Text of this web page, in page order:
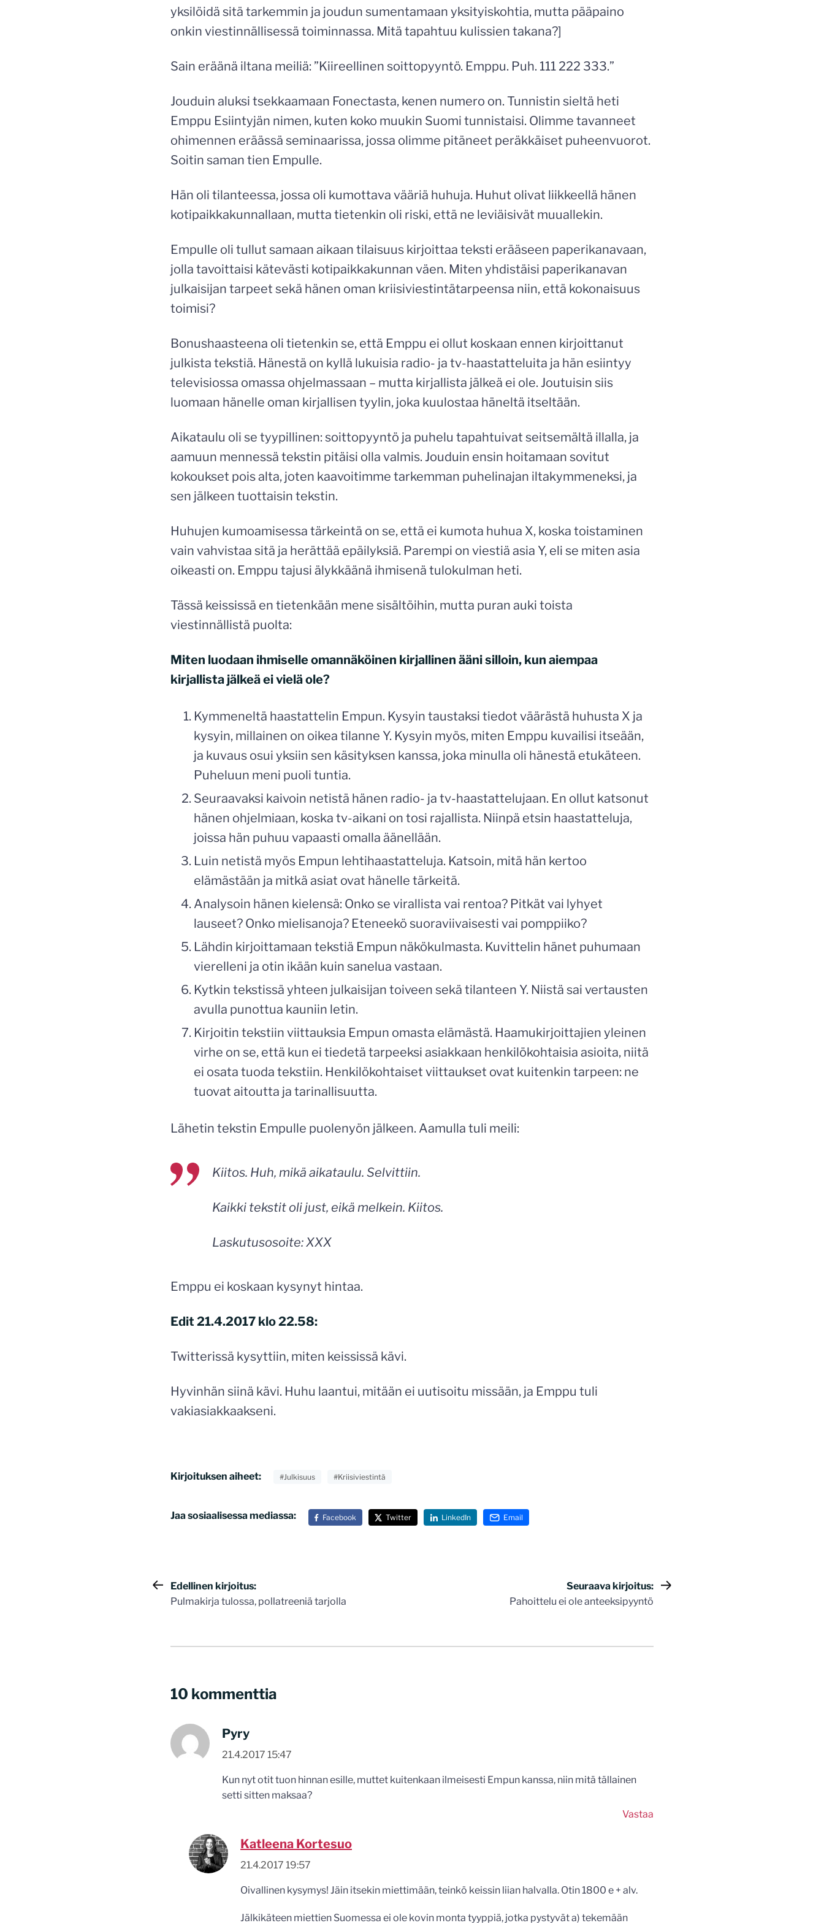
yksilöidä sitä tarkemmin ja joudun sumentamaan yksityiskohtia, mutta pääpaino
onkin viestinnällisessä toiminnassa. Mitä tapahtuu kulissien takana?]
Sain eräänä iltana meiliä: ”Kiireellinen soittopyyntö. Emppu. Puh. 111 222 333.”
Jouduin aluksi tsekkaamaan Fonectasta, kenen numero on. Tunnistin sieltä heti
Emppu Esiintyjän nimen, kuten koko muukin Suomi tunnistaisi. Olimme tavanneet
ohimennen eräässä seminaarissa, jossa olimme pitäneet peräkkäiset puheenvuorot.
Soitin saman tien Empulle.
Hän oli tilanteessa, jossa oli kumottava vääriä huhuja. Huhut olivat liikkeellä hänen
kotipaikkakunnallaan, mutta tietenkin oli riski, että ne leviäisivät muuallekin.
Empulle oli tullut samaan aikaan tilaisuus kirjoittaa teksti erääseen paperikanavaan,
jolla tavoittaisi kätevästi kotipaikkakunnan väen. Miten yhdistäisi paperikanavan
julkaisijan tarpeet sekä hänen oman kriisiviestintätarpeensa niin, että kokonaisuus
toimisi?
Bonushaasteena oli tietenkin se, että Emppu ei ollut koskaan ennen kirjoittanut
julkista tekstiä. Hänestä on kyllä lukuisia radio- ja tv-haastatteluita ja hän esiintyy
televisiossa omassa ohjelmassaan – mutta kirjallista jälkeä ei ole. Joutuisin siis
luomaan hänelle oman kirjallisen tyylin, joka kuulostaa häneltä itseltään.
Aikataulu oli se tyypillinen: soittopyyntö ja puhelu tapahtuivat seitsemältä illalla, ja
aamuun mennessä tekstin pitäisi olla valmis. Jouduin ensin hoitamaan sovitut
kokoukset pois alta, joten kaavoitimme tarkemman puhelinajan iltakymmeneksi, ja
sen jälkeen tuottaisin tekstin.
Huhujen kumoamisessa tärkeintä on se, että ei kumota huhua X, koska toistaminen
vain vahvistaa sitä ja herättää epäilyksiä. Parempi on viestiä asia Y, eli se miten asia
oikeasti on. Emppu tajusi älykkäänä ihmisenä tulokulman heti.
Tässä keississä en tietenkään mene sisältöihin, mutta puran auki toista
viestinnällistä puolta:
Miten luodaan ihmiselle omannäköinen kirjallinen ääni silloin, kun aiempaa
kirjallista jälkeä ei vielä ole?
Kymmeneltä haastattelin Empun. Kysyin taustaksi tiedot väärästä huhusta X ja
kysyin, millainen on oikea tilanne Y. Kysyin myös, miten Emppu kuvailisi itseään,
ja kuvaus osui yksiin sen käsityksen kanssa, joka minulla oli hänestä etukäteen.
Puheluun meni puoli tuntia.
Seuraavaksi kaivoin netistä hänen radio- ja tv-haastattelujaan. En ollut katsonut
hänen ohjelmiaan, koska tv-aikani on tosi rajallista. Niinpä etsin haastatteluja,
joissa hän puhuu vapaasti omalla äänellään.
Luin netistä myös Empun lehtihaastatteluja. Katsoin, mitä hän kertoo
elämästään ja mitkä asiat ovat hänelle tärkeitä.
Analysoin hänen kielensä: Onko se virallista vai rentoa? Pitkät vai lyhyet
lauseet? Onko mielisanoja? Eteneekö suoraviivaisesti vai pomppiiko?
Lähdin kirjoittamaan tekstiä Empun näkökulmasta. Kuvittelin hänet puhumaan
vierelleni ja otin ikään kuin sanelua vastaan.
Kytkin tekstissä yhteen julkaisijan toiveen sekä tilanteen Y. Niistä sai vertausten
avulla punottua kauniin letin.
Kirjoitin tekstiin viittauksia Empun omasta elämästä. Haamukirjoittajien yleinen
virhe on se, että kun ei tiedetä tarpeeksi asiakkaan henkilökohtaisia asioita, niitä
ei osata tuoda tekstiin. Henkilökohtaiset viittaukset ovat kuitenkin tarpeen: ne
tuovat aitoutta ja tarinallisuutta.
Lähetin tekstin Empulle puolenyön jälkeen. Aamulla tuli meili:
Kiitos. Huh, mikä aikataulu. Selvittiin.
Kaikki tekstit oli just, eikä melkein. Kiitos.
Laskutusosoite: XXX
Emppu ei koskaan kysynyt hintaa.
Edit 21.4.2017 klo 22.58:
Twitterissä kysyttiin, miten keississä kävi.
Hyvinhän siinä kävi. Huhu laantui, mitään ei uutisoitu missään, ja Emppu tuli
vakiasiakkaakseni.
Kirjoituksen aiheet: #Julkisuus #Kriisiviestintä
Jaa sosiaalisessa mediassa: Facebook Twitter LinkedIn Email
Artikkelien
Edellinen kirjoitus:
Pulmakirja tulossa, pollatreeniä tarjolla
Seuraava kirjoitus:
Pahoittelu ei ole anteeksipyyntö
10 kommenttia
Pyry
21.4.2017 15:47
Kun nyt otit tuon hinnan esille, muttet kuitenkaan ilmeisesti Empun kanssa, niin mitä tällainen
setti sitten maksaa?
Vastaa
Katleena Kortesuo
21.4.2017 19:57
Oivallinen kysymys! Jäin itsekin miettimään, teinkö keissin liian halvalla. Otin 1800 e + alv.
Jälkikäteen miettien Suomessa ei ole kovin monta tyyppiä, jotka pystyvät a) tekemään